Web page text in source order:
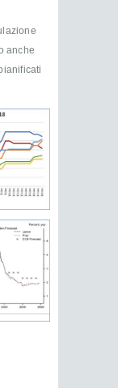
anche